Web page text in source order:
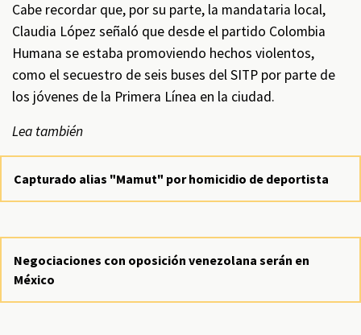
Cabe recordar que, por su parte, la mandataria local,
Claudia López señaló que desde el partido Colombia
Humana se estaba promoviendo hechos violentos,
como el secuestro de seis buses del SITP por parte de
los jóvenes de la Primera Línea en la ciudad.
Lea también
Capturado alias "Mamut" por homicidio de deportista
Negociaciones con oposición venezolana serán en
México